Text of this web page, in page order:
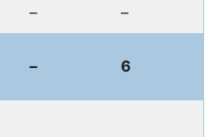
– –
– 6